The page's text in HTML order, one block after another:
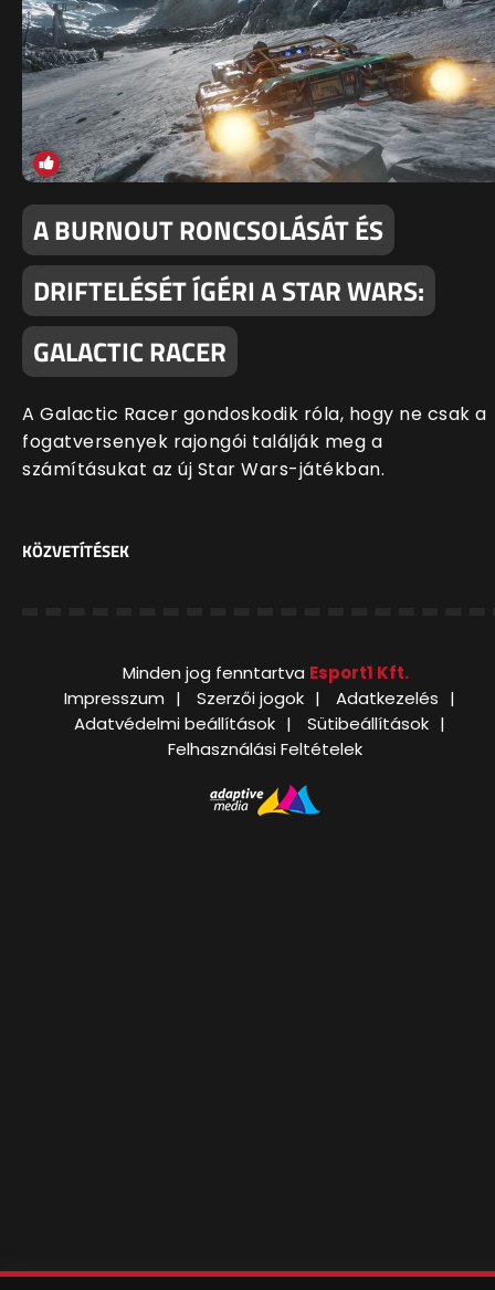
A BURNOUT RONCSOLÁSÁT ÉS
DRIFTELÉSÉT ÍGÉRI A STAR WARS:
GALACTIC RACER
A Galactic Racer gondoskodik róla, hogy ne csak a
fogatversenyek rajongói találják meg a
számításukat az új Star Wars-játékban.
KÖZVETÍTÉSEK
Minden jog fenntartva Esport1 Kft.
Impresszum
Szerzői jogok
Adatkezelés
Adatvédelmi beállítások
Sütibeállítások
Felhasználási Feltételek